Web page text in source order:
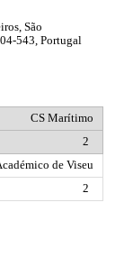
São
543, Portugal
CS Marítimo
2
de Viseu
2